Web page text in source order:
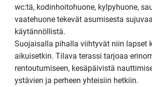
wc:tä, kodinhoitohuone, kylpyhuone,
vaatehuone tekevät asumisesta
käytännöllistä.
Suojaisalla pihalla viihtyvät niin lapset
aikuisetkin. Tilava terassi tarjoaa
rentoutumiseen, kesäpäivistä
ystävien ja perheen yhteisiin hetkiin.